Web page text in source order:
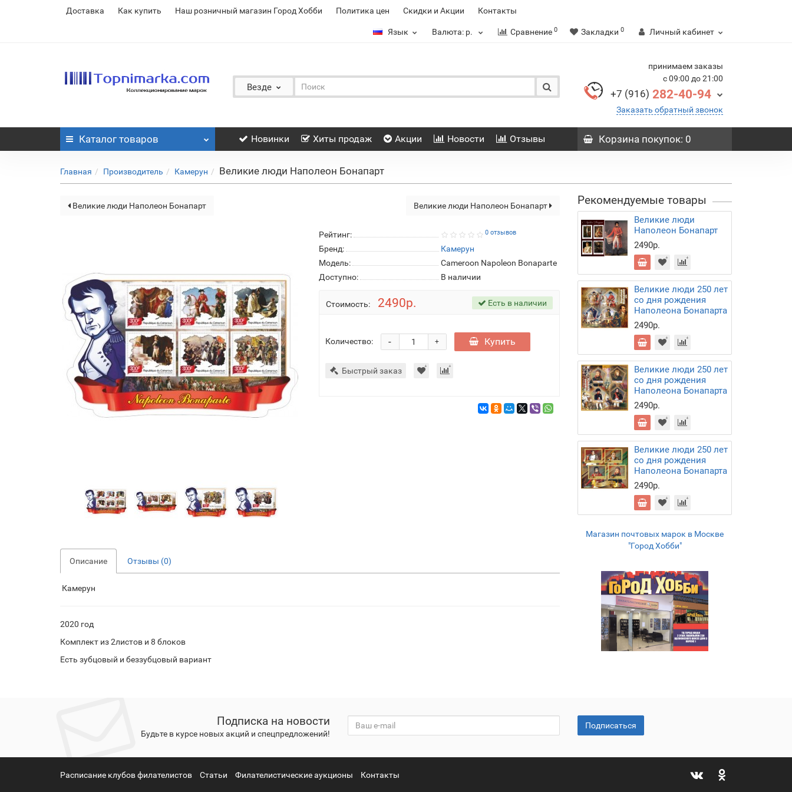
Доставка Как купить Наш розничный магазин Город Хобби Политика цен Скидки и Акции Контакты
Язык Валюта: р. Сравнение 0 Закладки 0 Личный кабинет
Везде
принимаем заказы
с 09:00 до 21:00
+7 (916) 282-40-94
Заказать обратный звонок
Каталог товаров Новинки Хиты продаж Акции Новости Отзывы Корзинапокупок: 0
Главная Производитель Камерун Великие люди Наполеон Бонапарт
Великие люди Наполеон Бонапарт Великие люди Наполеон Бонапарт
Рейтинг: 0 отзывов
Бренд:
Камерун
Модель:
Cameroon Napoleon Bonaparte
Доступно:
В наличии
Стоимость: 2490р. Есть в наличии
Количество: +
- Купить
Быстрый заказ
Описание Отзывы (0)
Камерун
2020 год
Комплект из 2листов и 8 блоков
Есть зубцовый и беззубцовый вариант
Рекомендуемые товары
Великие люди
Наполеон Бонапарт
2490р.
Великие люди 250 лет
со дня рождения
Наполеона Бонапарта
2490р.
Великие люди 250 лет
со дня рождения
Наполеона Бонапарта
2490р.
Великие люди 250 лет
со дня рождения
Наполеона Бонапарта
2490р.
Магазин почтовых марок в Москве
"Город Хобби"
Подписка на новости
Будьте в курсе новых акций и спецпредложений!
Подписаться
Расписание клубов филателистов Статьи Филателистические аукционы Контакты